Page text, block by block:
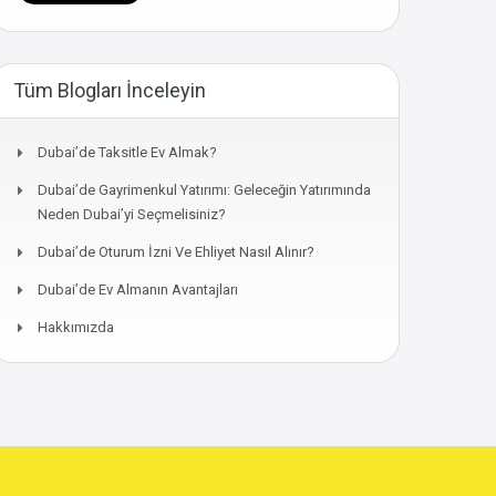
Tüm Blogları İnceleyin
Dubai’de Taksitle Ev Almak?
Dubai’de Gayrimenkul Yatırımı: Geleceğin Yatırımında
Neden Dubai’yi Seçmelisiniz?
Dubai’de Oturum İzni Ve Ehliyet Nasıl Alınır?
Dubai’de Ev Almanın Avantajları
Hakkımızda